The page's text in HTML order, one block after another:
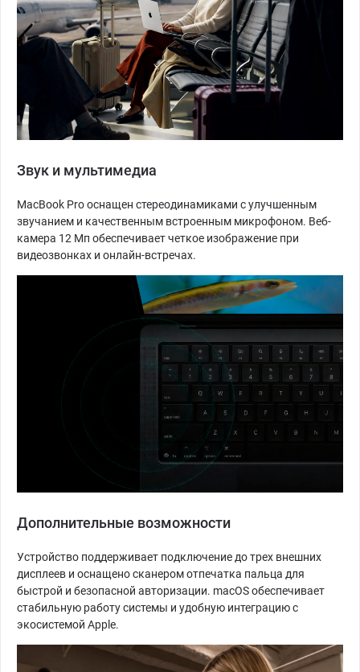
Звук и мультимедиа
MacBook Pro оснащен стереодинамиками с улучшенным
звучанием и качественным встроенным микрофоном. Веб-
камера 12 Мп обеспечивает четкое изображение при
видеозвонках и онлайн-встречах.
Дополнительные возможности
Устройство поддерживает подключение до трех внешних
дисплеев и оснащено сканером отпечатка пальца для
быстрой и безопасной авторизации. macOS обеспечивает
стабильную работу системы и удобную интеграцию с
экосистемой Apple.